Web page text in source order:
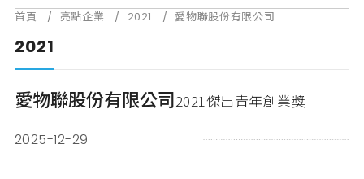
首頁 / 亮點企業 / 2021 / 愛物聯股份有限公司
2021
愛物聯股份有限公司2021傑出青年創業獎
2025-12-29